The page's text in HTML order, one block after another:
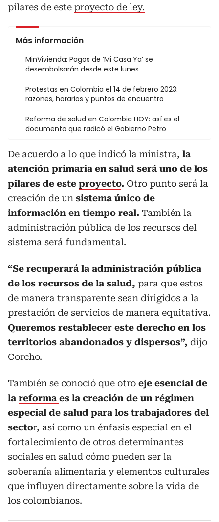
pilares de este proyecto de ley.
Más información
MinVivienda: Pagos de ‘Mi Casa Ya’ se
desembolsarán desde este lunes
Protestas en Colombia el 14 de febrero 2023:
razones, horarios y puntos de encuentro
Reforma de salud en Colombia HOY: así es el
documento que radicó el Gobierno Petro
De acuerdo a lo que indicó la ministra, la
atención primaria en salud será uno de los
pilares de este proyecto. Otro punto será la
creación de un sistema único de
información en tiempo real. También la
administración pública de los recursos del
sistema será fundamental.
“Se recuperará la administración pública
de los recursos de la salud, para que estos
de manera transparente sean dirigidos a la
prestación de servicios de manera equitativa.
Queremos restablecer este derecho en los
territorios abandonados y dispersos”, dijo
Corcho.
También se conoció que otro eje esencial de
la reforma es la creación de un régimen
especial de salud para los trabajadores del
sector, así como un énfasis especial en el
fortalecimiento de otros determinantes
sociales en salud cómo pueden ser la
soberanía alimentaria y elementos culturales
que influyen directamente sobre la vida de
los colombianos.